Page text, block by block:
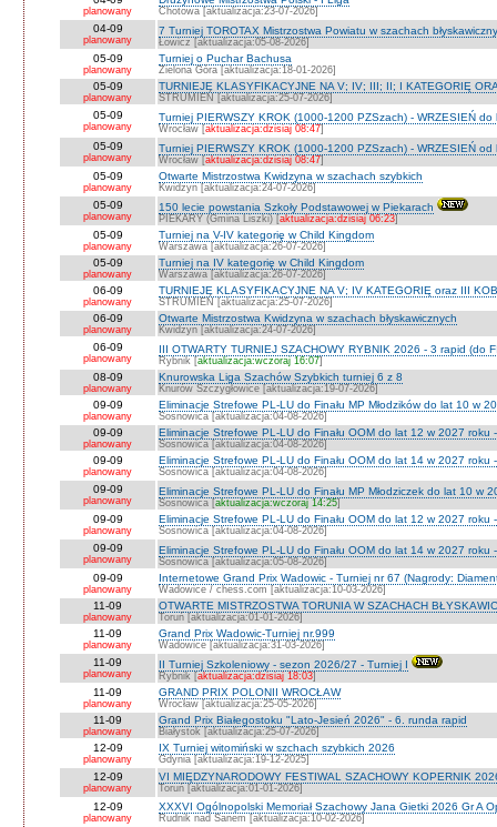
planowany Chotowa [aktualizacja:23-07-2026]
04-09
planowany
7 Turniej TOROTAX Mistrzostwa Powiatu w szachach
Łowicz [aktualizacja:05-08-2026]
05-09
planowany
Turniej o Puchar Bachusa
Zielona Góra [aktualizacja:18-01-2026]
05-09
planowany
TURNIEJE KLASYFIKACYJNE NA V; IV; III; II; I KATEGORIĘ
STRUMIEŃ [aktualizacja:25-07-2026]
05-09
planowany
Turniej PIERWSZY KROK (1000-1200 PZSzach) - WRZESIEŃ do
Wrocław [aktualizacja:dzisiaj 08:47]
05-09
planowany
Turniej PIERWSZY KROK (1000-1200 PZSzach) - WRZESIEŃ od
Wrocław [aktualizacja:dzisiaj 08:47]
05-09
planowany
Otwarte Mistrzostwa Kwidzyna w szachach szybkich
Kwidzyn [aktualizacja:24-07-2026]
05-09
planowany
150 lecie powstania Szkoły Podstawowej w Piekarach
PIEKARY (Gmina Liszki) [aktualizacja:dzisiaj 06:23]
05-09
planowany
Turniej na V-IV kategorię w Child Kingdom
Warszawa [aktualizacja:26-07-2026]
05-09
planowany
Turniej na IV kategorię w Child Kingdom
Warszawa [aktualizacja:26-07-2026]
06-09
planowany
TURNIEJE KLASYFIKACYJNE NA V; IV KATEGORIĘ oraz III
STRUMIEŃ [aktualizacja:25-07-2026]
06-09
planowany
Otwarte Mistrzostwa Kwidzyna w szachach błyskawicznych
Kwidzyn [aktualizacja:24-07-2026]
06-09
planowany
III OTWARTY TURNIEJ SZACHOWY RYBNIK 2026 - 3 rapid (do
Rybnik [aktualizacja:wczoraj 16:07]
08-09
planowany
Knurowska Liga Szachów Szybkich turniej 6 z 8
Knurów Szczygłowice [aktualizacja:19-07-2026]
09-09
planowany
Eliminacje Strefowe PL-LU do Finału MP Młodzików do lat 10 w
Sosnowica [aktualizacja:04-08-2026]
09-09
planowany
Eliminacje Strefowe PL-LU do Finału OOM do lat 12 w 2027 roku
Sosnowica [aktualizacja:04-08-2026]
09-09
planowany
Eliminacje Strefowe PL-LU do Finału OOM do lat 14 w 2027 roku
Sosnowica [aktualizacja:04-08-2026]
09-09
planowany
Eliminacje Strefowe PL-LU do Finału MP Młodziczek do lat 10 w
Sosnowica [aktualizacja:wczoraj 14:25]
09-09
planowany
Eliminacje Strefowe PL-LU do Finału OOM do lat 12 w 2027 roku
Sosnowica [aktualizacja:04-08-2026]
09-09
planowany
Eliminacje Strefowe PL-LU do Finału OOM do lat 14 w 2027 roku
Sosnowica [aktualizacja:05-08-2026]
09-09
planowany
Internetowe Grand Prix Wadowic - Turniej nr 67 (Nagrody:
Wadowice / chess.com [aktualizacja:10-03-2026]
11-09
planowany
OTWARTE MISTRZOSTWA TORUNIA W SZACHACH
Toruń [aktualizacja:01-01-2026]
11-09
planowany
Grand Prix Wadowic-Turniej nr.999
Wadowice [aktualizacja:31-03-2026]
11-09
planowany
II Turniej Szkoleniowy - sezon 2026/27 - Turniej I
Rybnik [aktualizacja:dzisiaj 18:03]
11-09
planowany
GRAND PRIX POLONII WROCŁAW
Wrocław [aktualizacja:25-05-2026]
11-09
planowany
Grand Prix Białegostoku "Lato-Jesień 2026" - 6. runda rapid
Białystok [aktualizacja:25-07-2026]
12-09
planowany
IX Turniej witomiński w szchach szybkich 2026
Gdynia [aktualizacja:19-12-2025]
12-09
planowany
VI MIĘDZYNARODOWY FESTIWAL SZACHOWY KOPERNIK
Toruń [aktualizacja:01-01-2026]
12-09
planowany
XXXVI Ogólnopolski Memoriał Szachowy Jana Gietki 2026 Gr A
Rudnik nad Sanem [aktualizacja:10-02-2026]